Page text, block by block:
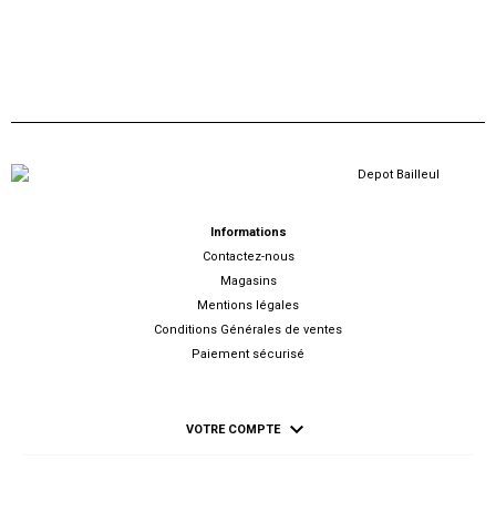
Informations
Contactez-nous
Magasins
Mentions légales
Conditions Générales de ventes
Paiement sécurisé
VOTRE COMPTE 